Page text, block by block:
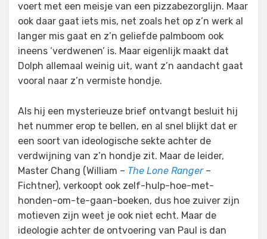
voert met een meisje van een pizzabezorglijn. Maar
ook daar gaat iets mis, net zoals het op z’n werk al
langer mis gaat en z’n geliefde palmboom ook
ineens ‘verdwenen’ is. Maar eigenlijk maakt dat
Dolph allemaal weinig uit, want z’n aandacht gaat
vooral naar z’n vermiste hondje.
Als hij een mysterieuze brief ontvangt besluit hij
het nummer erop te bellen, en al snel blijkt dat er
een soort van ideologische sekte achter de
verdwijning van z’n hondje zit. Maar de leider,
Master Chang (William – The Lone Ranger–
Fichtner), verkoopt ook zelf-hulp-hoe-met-
honden-om-te-gaan-boeken, dus hoe zuiver zijn
motieven zijn weet je ook niet echt. Maar de
ideologie achter de ontvoering van Paul is dan